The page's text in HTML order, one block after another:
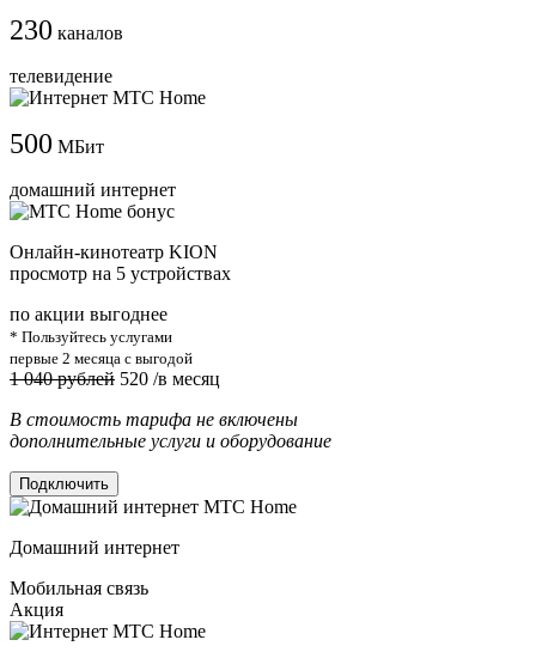
230 каналов
телевидение
500 МБит
домашний интернет
Онлайн-кинотеатр KION
просмотр на 5 устройствах
по акции выгоднее
* Пользуйтесь услугами
первые 2 месяца с выгодой
1 040 рублей 520 /в месяц
В стоимость тарифа не включены
дополнительные услуги и оборудование
Подключить
Домашний интернет
Мобильная связь
Акция